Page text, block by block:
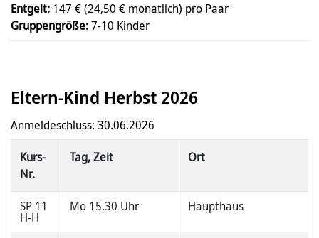
Entgelt: 147 € (24,50 € monatlich) pro Paar
Gruppengröße:7-10 Kinder
Eltern-Kind Herbst 2026
Anmeldeschluss: 30.06.2026
Kurs-
Nr.
Tag, Zeit Ort
SP 11
H-H
Mo 15.30 Uhr Haupthaus